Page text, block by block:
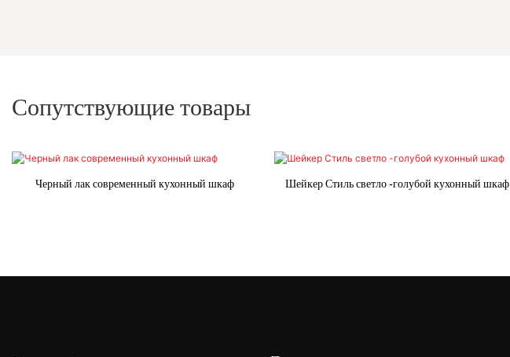
Сопутствующие товары
Черный лак современный кухонный шкаф
Шейкер Стиль светло -голубой кухонный шкаф